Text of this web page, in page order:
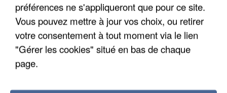
préférences ne s'appliqueront que pour ce site.
Vous pouvez mettre à jour vos choix, ou retirer
votre consentement à tout moment via le lien
"Gérer les cookies" situé en bas de chaque
page.